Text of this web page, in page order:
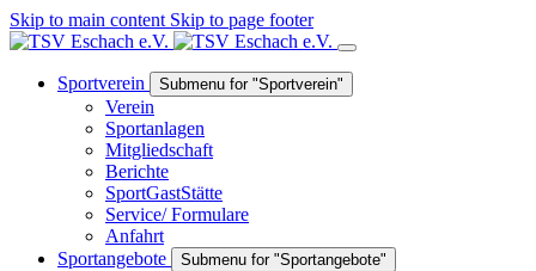
Skip to main content Skip to page footer
Sportverein Submenu for "Sportverein"
Verein
Sportanlagen
Mitgliedschaft
Berichte
SportGastStätte
Service/ Formulare
Anfahrt
Sportangebote
Submenu for "Sportangebote"